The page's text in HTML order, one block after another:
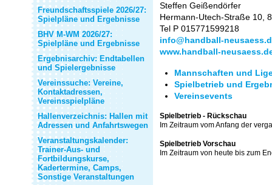
Freundschaftsspiele 2026/27:
Spielpläne und Ergebnisse
BHV M-WM 2026/27:
Spielpläne und Ergebnisse
Ergebnisarchiv: Endtabellen
und Spielergebnisse
Vereinssuche: Vereine,
Kontaktadressen,
Vereinsspielpläne
Hallenverzeichnis: Hallen mit
Adressen und Anfahrtswegen
Veranstaltungskalender:
Trainer-Aus- und
Fortbildungskurse,
Kadertermine, Camps,
Sonstige Veranstaltungen
Steffen Geißendörfer
Hermann-Utech-Straße 10,
Tel P 015771599218
info@handball-
www.handball-
Mannschaften und
Spielbetrieb und
Vereinsevents
Spielbetrieb - Rückschau
Im Zeitraum vom Anfang der
Spielbetrieb Vorschau
Im Zeitraum von heute bis zum